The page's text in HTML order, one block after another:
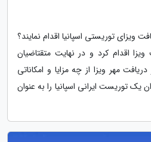
ویزای توریستی اسپانیا اقدام نمایند؟
اقدام کرد و در نهایت متقتاضیان
مهر ویزا از چه مزایا و امکاناتی
یک توریست ایرانی اسپانیا را به عنوان